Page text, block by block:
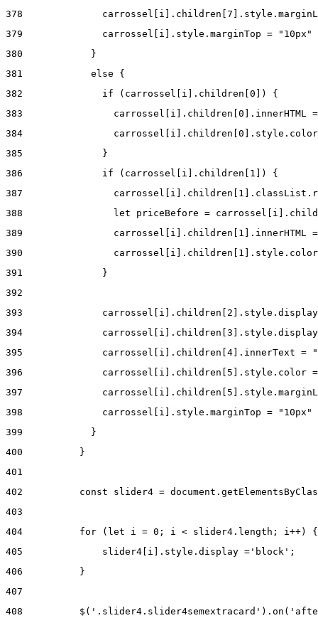
378
379
              carrossel[i].style.marginTop = "10px"
380
            }
381
            else {
382
              if (carrossel[i].children[0]) {
383
carrossel[i].children[0].innerHTML
384
385
              }
386
              if (carrossel[i].children[1]) {
387
388
let priceBefore =
389
carrossel[i].children[1].innerHTML
390
391
              }
392
393
394
395
carrossel[i].children[4].innerText =
396
carrossel[i].children[5].style.color
397
398
              carrossel[i].style.marginTop = "10px"
399
            }
400
          }
401
402
const slider4 =
403
404
for (let i = 0; i < slider4.length; i++)
405
              slider4[i].style.display ='block';
406
          }
407
408